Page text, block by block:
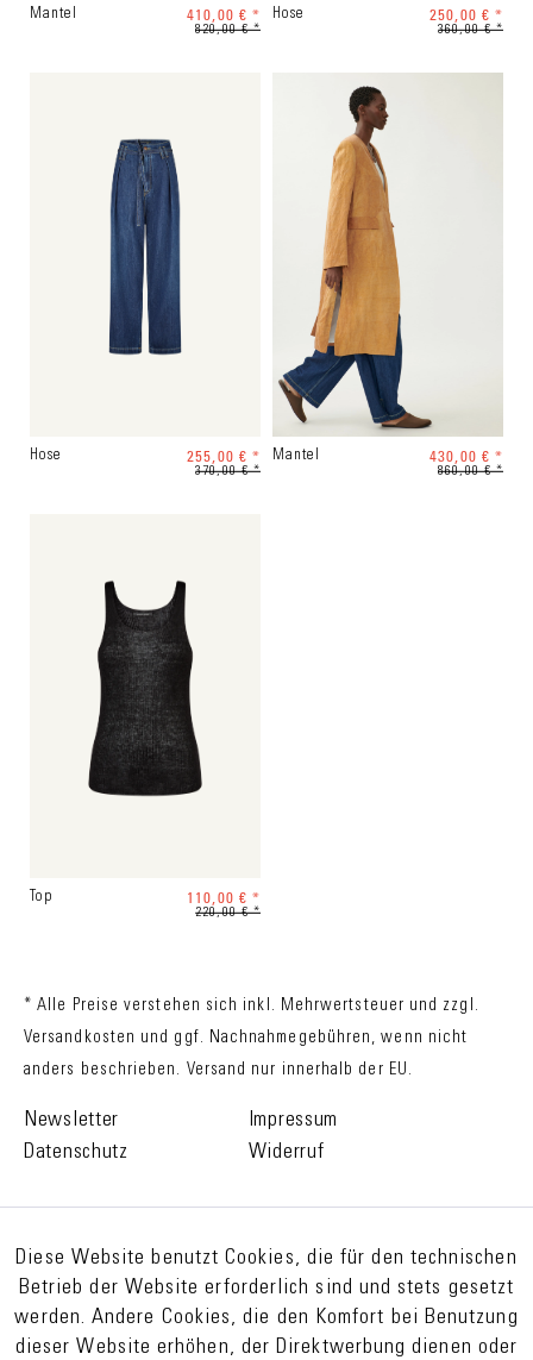
Mantel 410,00 € *
820,00 € *
Hose 250,00 € *
360,00 € *
Hose 255,00 € *
370,00 € *
Mantel 430,00 € *
860,00 € *
Top 110,00 € *
220,00 € *
* Alle Preise verstehen sich inkl. Mehrwertsteuer und zzgl.
Versandkosten und ggf. Nachnahmegebühren, wenn nicht
anders beschrieben. Versand nur innerhalb der EU.
Newsletter
Impressum
Datenschutz
Widerruf
Diese Website benutzt Cookies, die für den technischen
Betrieb der Website erforderlich sind und stets gesetzt
werden. Andere Cookies, die den Komfort bei Benutzung
dieser Website erhöhen, der Direktwerbung dienen oder